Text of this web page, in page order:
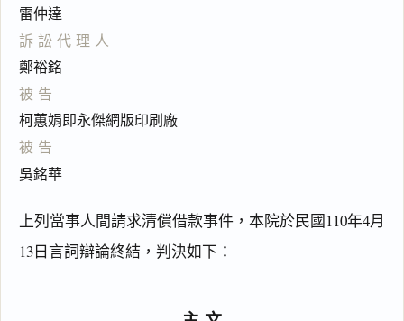
雷仲達
訴訟代理人
鄭裕銘
被告
柯蕙娟即永傑網版印刷廠
被告
吳銘華
上列當事人間請求清償借款事件，本院於民國110年4月
13日言詞辯論終結，判決如下：